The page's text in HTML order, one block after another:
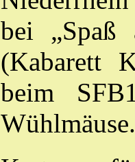
bei „Spaß
(Kabarett
beim
Wühlmäuse.